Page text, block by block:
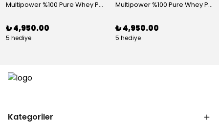
Multipower %100 Pure Whey Protein 2000 Gr Çikolata
₺ 4,950.00
5 hediye
Multipower %100 Pure Whey Protein 2000 Gr Peanut Caramel
₺ 4,950.00
5 hediye
Kategoriler